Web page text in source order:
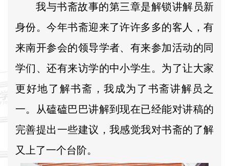
我与书斋故事的第三章是解锁讲解员新
身份。今年书斋迎来了许许多多的客人，有
来南开参会的领导学者、有来参加活动的同
学们、还有来访学的中小学生。为了让大家
更好地了解书斋，我成为了书斋讲解员之
一。从磕磕巴巴讲解到现在已经能对讲稿的
完善提出一些建议，我感觉我对书斋的了解
又上了一个台阶。